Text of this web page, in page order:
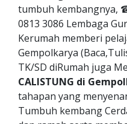
tumbuh kembangnya,
0813 3086 Lembaga
Kerumah memberi
Gempolkarya
TK/SD diRumah juga
CALISTUNG di
tahapan yang
Tumbuh kembang